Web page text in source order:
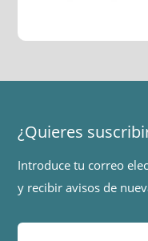
¿Quieres
Introduce tu correo
y recibir avisos de